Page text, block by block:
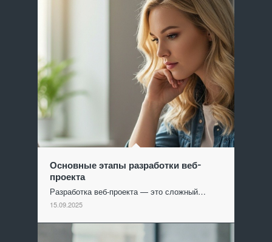
Основные этапы разработки веб-
проекта
Разработка веб-проекта — это сложный…
15.09.2025